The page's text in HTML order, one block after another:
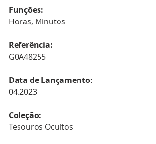
Funções:
Horas, Minutos
Referência:
G0A48255
Data de Lançamento:
04.2023
Coleção:
Tesouros Ocultos